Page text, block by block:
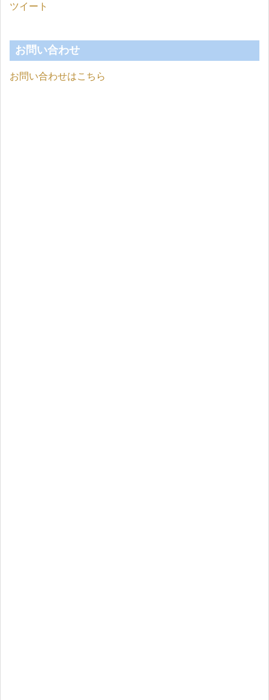
ツイート
お問い合わせ
お問い合わせはこちら